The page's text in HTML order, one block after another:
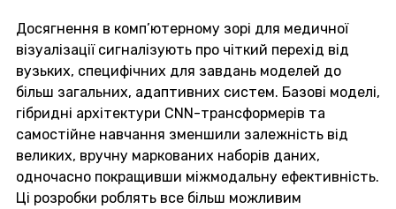
Досягнення в комп’ютерному зорі для медичної
візуалізації сигналізують про чіткий перехід від
вузьких, специфічних для завдань моделей до
більш загальних, адаптивних систем. Базові моделі,
гібридні архітектури CNN-трансформерів та
самостійне навчання зменшили залежність від
великих, вручну маркованих наборів даних,
одночасно покращивши міжмодальну ефективність.
Ці розробки роблять все більш можливим